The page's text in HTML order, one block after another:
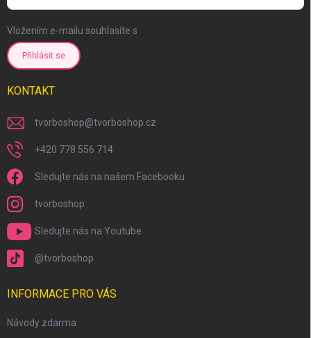
Vložením e-mailu souhlasíte s
Přihlásit se
KONTAKT
tvorboshop@tvorboshop.cz
+420 778 556 714
Sledujte nás na našem Facebooku
tvorboshop
Sledujte nás na Youtube
@tvorboshop
INFORMACE PRO VÁS
Návody zdarma